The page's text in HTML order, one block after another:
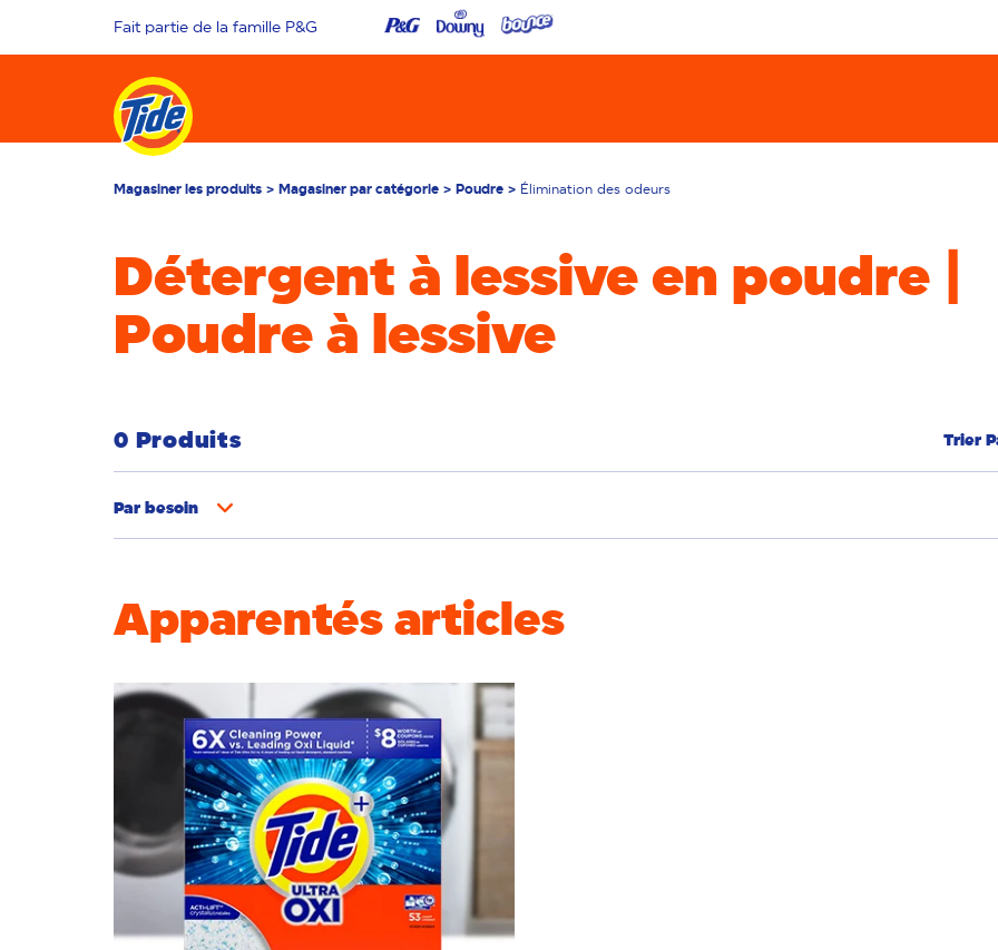
Fait partie de la famille P&G
Magasiner les produits Magasiner par catégorie Poudre Élimination des odeurs
Détergent à lessive en poudre |
Poudre à lessive
0 Produits Trier
Par besoin
Nettoyage en profondeur
Apparentés articles